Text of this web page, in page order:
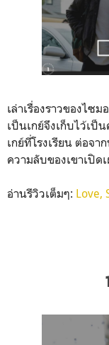
เล่าเรื่องราวของไซ
เป็นเกย์จึงเก็บไว้เป็
เกย์ที่โรงเรียน ต่อจ
ความลับของเขาเปิด
อ่านรีวิวเต็มๆ: Love,